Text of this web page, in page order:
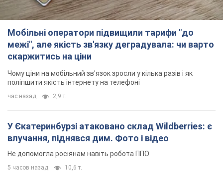
Мобільні оператори підвищили тарифи "до
межі", але якість зв'язку деградувала: чи варто
скаржитись на ціни
Чому ціни на мобільний зв'язок зросли у кілька разів і як
поліпшити якість інтернету на телефоні
час назад 2,9 т.
У Єкатеринбурзі атаковано склад Wildberries: є
влучання, піднявся дим. Фото і відео
Не допомогла росіянам навіть робота ППО
5 часов назад 10,6 т.